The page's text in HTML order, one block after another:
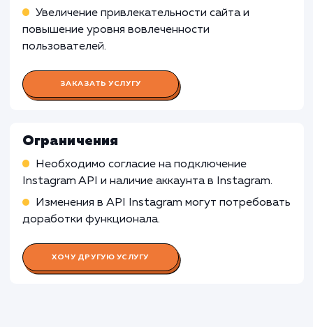
Корпоративные сайты: Для
сайтов, которые ориентированы на
продуктах или услугах, отображение
фотографий из Instagram может быть менее
от основного содержания и целей сайта.
Узнать почему
Раскладываем